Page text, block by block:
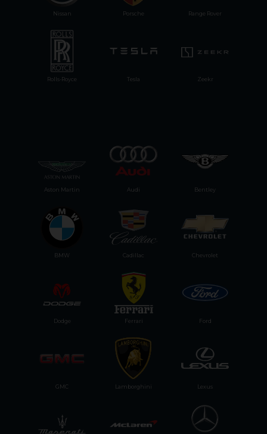
Rolls-Royce
Nissan
Tesla
Range Rover
Porsche
Zeekr
GMC
Dodge Ford
BMW
Bentley
Audi
Aston Martin
Lexus
Lamborghini
Ferrari
Chevrolet
Cadillac